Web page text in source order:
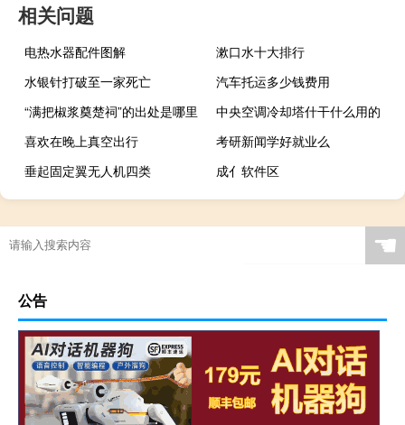
相关问题
电热水器配件图解
漱口水十大排行
水银针打破至一家死亡
汽车托运多少钱费用
“满把椒浆奠楚祠”的出处是哪里
中央空调冷却塔什干什么用的
喜欢在晚上真空出行
考研新闻学好就业么
垂起固定翼无人机四类
成亻软件区
☚
公告